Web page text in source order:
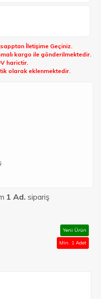
İletişime Geçiniz.
kargo ile gönderilmektedir.
harictir.
olarak eklenmektedir.
1 Ad. sipariş
Yeni Ürün
Min. 1 Adet